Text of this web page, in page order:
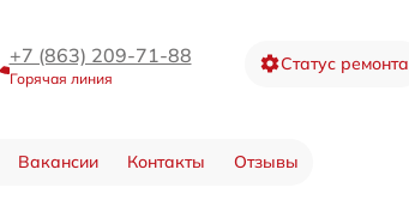
+7 (863) 209-71-88
Горячая линия
Статус ремонта
Вакансии Контакты Отзывы